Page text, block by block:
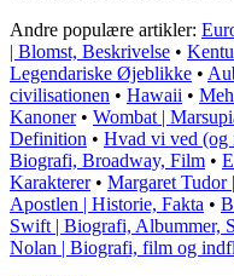
Andre populære artikler:
| Blomst, Beskrivelse •
Legendariske Øjeblikke •
civilisationen • Hawaii •
Kanoner• Wombat |
Definition • Hvad vi ved (og
Biografi, Broadway, Film •
Karakterer• Margaret Tudor
Apostlen | Historie, Fakta •
Swift | Biografi, Albummer,
Nolan | Biografi, film og